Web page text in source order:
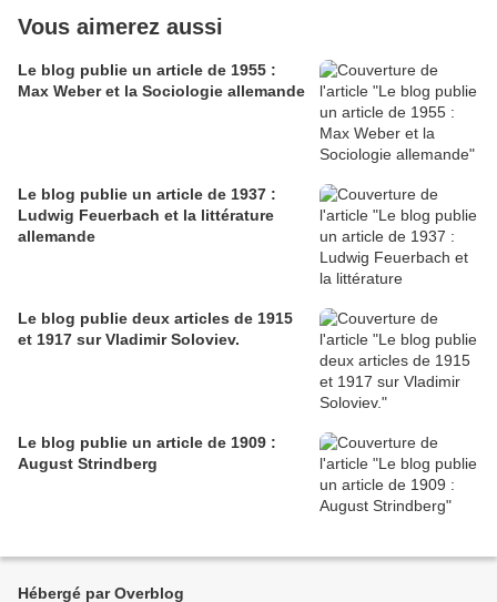
Vous aimerez aussi
Le blog publie un article de 1955 :
Max Weber et la Sociologie allemande
Le blog publie un article de 1937 :
Ludwig Feuerbach et la littérature
allemande
Le blog publie deux articles de 1915
et 1917 sur Vladimir Soloviev.
Le blog publie un article de 1909 :
August Strindberg
Hébergé par Overblog